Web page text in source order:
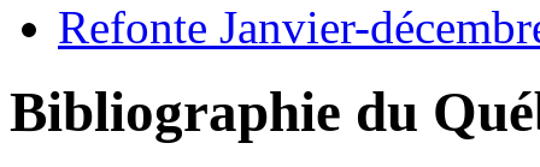
Refonte Janvier-
Bibliographie du